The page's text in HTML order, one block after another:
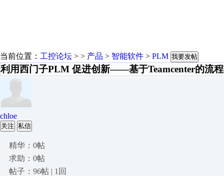
当前位置： 工控论坛 > > 产品 > 智能软件 > PLM 我要发帖
利用西门子PLM 促进创新——基于Teamcenter的流
chloe
关注 私信
精华：0帖
求助：0帖
帖子：96帖 | 1回